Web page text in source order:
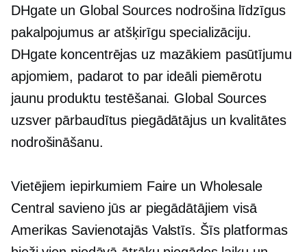
DHgate un Global Sources nodrošina līdzīgus
pakalpojumus ar atšķirīgu specializāciju.
DHgate koncentrējas uz mazākiem pasūtījumu
apjomiem, padarot to par ideāli piemērotu
jaunu produktu testēšanai. Global Sources
uzsver pārbaudītus piegādātājus un kvalitātes
nodrošināšanu.
Vietējiem iepirkumiem Faire un Wholesale
Central savieno jūs ar piegādātājiem visā
Amerikas Savienotajās Valstīs. Šīs platformas